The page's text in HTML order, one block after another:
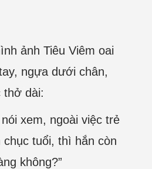
ảnh Tiêu Viêm oai
ngựa dưới chân,
thở dài:
xem, ngoài việc trẻ
tuổi, thì hắn còn
không?”